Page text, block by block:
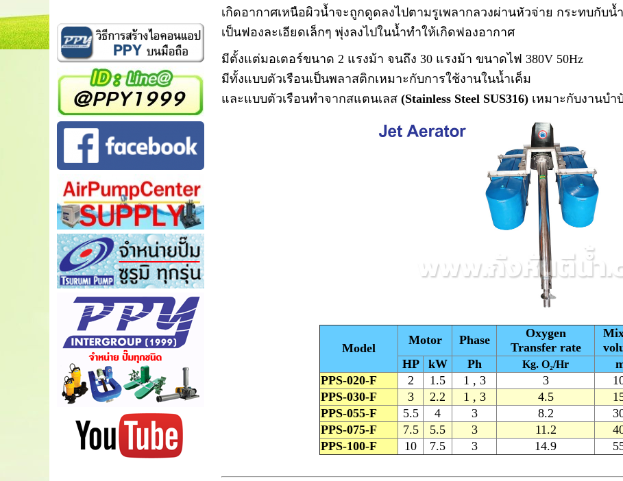
เกิดอากาศเหนือผิวน้ำจะถูกดูดลงไปตามรูเพลากลวงผ่านหัวจ่าย กระทบกับ
เป็นฟองละเอียดเล็กๆ พุ่งลงไปในน้ำทำให้เกิดฟองอากาศ
มีตั้งแต่มอเตอร์ขนาด 2 แรงม้า จนถึง 30 แรงม้า ขนาดไฟ 380V 50Hz
มีทั้งแบบตัวเรือนเป็นพลาสติกเหมาะกับการใช้งานในน้ำเค็ม
และแบบตัวเรือนทำจากสแตนเลส (Stainless Steel SUS316)เหมาะกับงานบำ
Model
Motor Phase
Oxygen
Transfer rate
HP
kW Ph Kg. O₂/Hr
PPS-020-F
2 1.5 1 , 3 3
PPS-030-F
3 2.2 1 , 3 4.5
PPS-055-F
5.5 4 3 8.2
PPS-075-F
7.5 5.5 3 11.2
PPS-100-F
10 7.5 3 14.9